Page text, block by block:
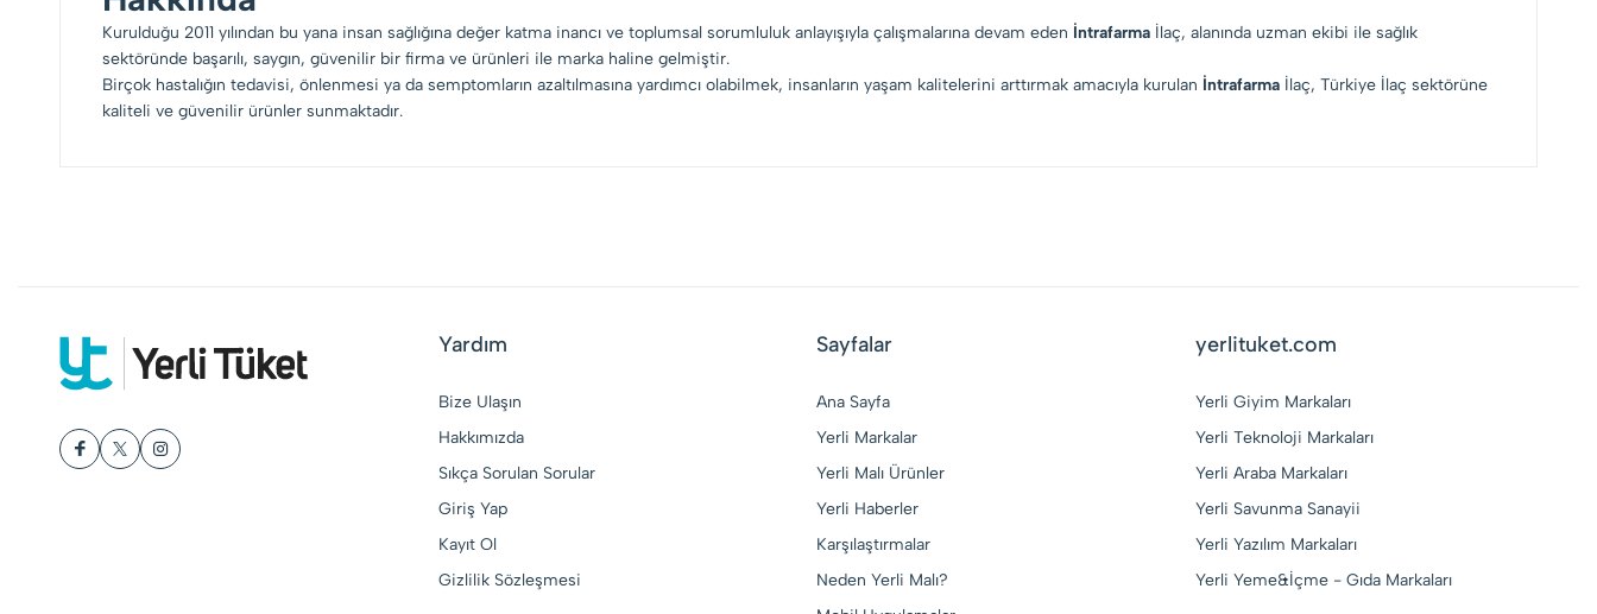
Kurulduğu 2011 yılından bu yana insan sağlığına değer katma inancı ve toplumsal sorumluluk anlayışıyla çalışmalarına devam eden İntrafarma İlaç, alanında uzman ekibi ile sağlık
sektöründe başarılı, saygın, güvenilir bir firma ve ürünleri ile marka haline gelmiştir.
Birçok hastalığın tedavisi, önlenmesi ya da semptomların azaltılmasına yardımcı olabilmek, insanların yaşam kalitelerini arttırmak amacıyla kurulan İntrafarma İlaç, Türkiye İlaç sektörüne
kaliteli ve güvenilir ürünler sunmaktadır.
Yardım
Bize Ulaşın
Hakkımızda
Sıkça Sorulan Sorular
Giriş Yap
Kayıt Ol
Gizlilik Sözleşmesi
Sayfalar
Ana Sayfa
Yerli Markalar
Yerli Malı Ürünler
Yerli Haberler
Karşılaştırmalar
Neden Yerli Malı?
yerlituket.com
Yerli Giyim Markaları
Yerli Teknoloji Markaları
Yerli Araba Markaları
Yerli Savunma Sanayii
Yerli Yazılım Markaları
Yerli Yeme&İçme - Gıda Markaları